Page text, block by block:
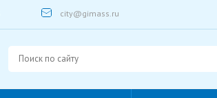
city@gimass.ru